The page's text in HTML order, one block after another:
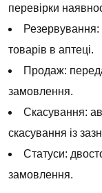
перевірки
товарів в аптеці.
Продаж:
замовлення.
Скасування:
скасування із
Статуси:
замовлення.